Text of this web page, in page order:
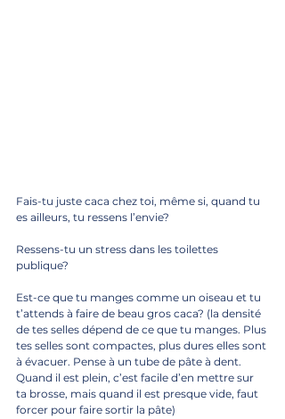
Fais-tu juste caca chez toi, même si, quand tu
es ailleurs, tu ressens l’envie?
Ressens-tu un stress dans les toilettes
publique?
Est-ce que tu manges comme un oiseau et tu
t’attends à faire de beau gros caca? (la densité
de tes selles dépend de ce que tu manges. Plus
tes selles sont compactes, plus dures elles sont
à évacuer. Pense à un tube de pâte à dent.
Quand il est plein, c’est facile d’en mettre sur
ta brosse, mais quand il est presque vide, faut
forcer pour faire sortir la pâte)